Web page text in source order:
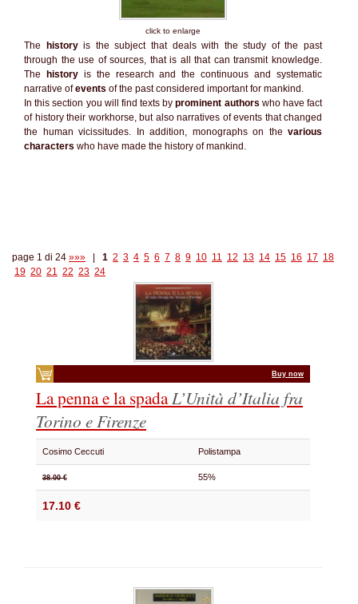
click to enlarge
The historyis the subject that deals with the study of the past
through the use of sources, that is all that can transmit knowledge.
The
historyis the research and the continuous and systematic
narrative ofevents of the past considered important for mankind.
In this section you will find texts byprominent authors who have fact
of history their workhorse, but also narratives of events that changed
the human vicissitudes. In addition, monographs on the various
characters who have made the history of mankind.
page 1 di 24 »»» 1 2 3 4 5 6 7 8 9 10 11 12 13 14 15 16 17 18
19 20 21 22 23 24
Buy now
La penna e la spadaL’Unità d’Italia fra
Torino e Firenze
Cosimo Ceccuti Polistampa
38.00 € 55%
17.10 €